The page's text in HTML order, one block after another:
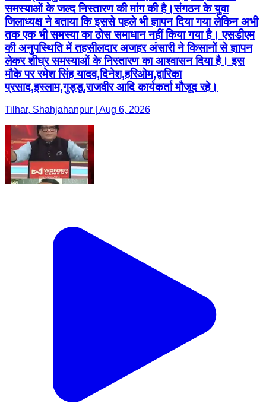
समस्याओं के जल्द निस्तारण की मांग की है।संगठन के युवा
जिलाध्यक्ष ने बताया कि इससे पहले भी ज्ञापन दिया गया लेकिन अभी
तक एक भी समस्या का ठोस समाधान नहीं किया गया है। एसडीएम
की अनुपस्थिति में तहसीलदार अजहर अंसारी ने किसानों से ज्ञापन
लेकर शीघ्र समस्याओं के निस्तारण का आश्वासन दिया है। इस
मौके पर रमेश सिंह यादव,दिनेश,हरिओम,द्वारिका
प्रसाद,इस्लाम,गुड्डू,राजवीर आदि कार्यकर्ता मौजूद रहे।
Tilhar, Shahjahanpur | Aug 6, 2026